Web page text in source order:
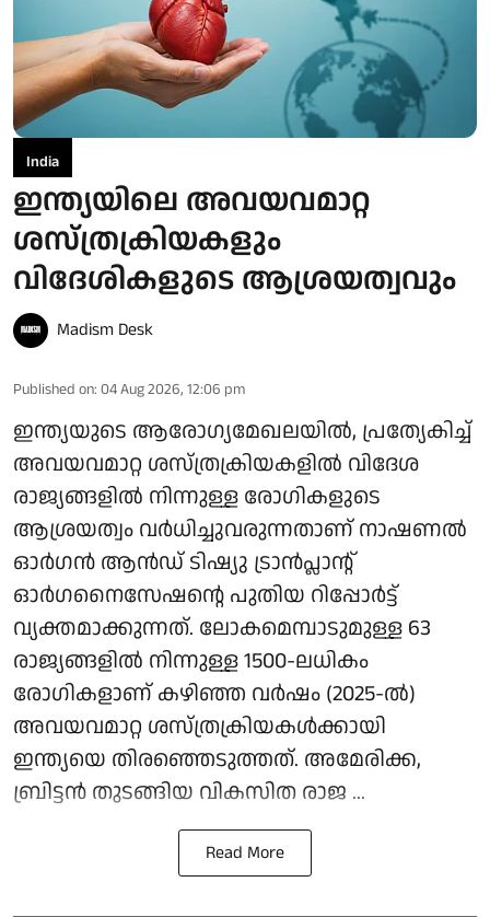
India
ഇന്ത്യയിലെ അവയവമാറ്റ
ശസ്ത്രക്രിയകളും
വിദേശികളുടെ ആശ്രയത്വവും
Madism Desk
Published on: 04 Aug 2026, 12:06 pm
ഇന്ത്യയുടെ ആരോഗ്യമേഖലയിൽ, പ്രത്യേകിച്ച്
അവയവമാറ്റ ശസ്ത്രക്രിയകളിൽ വിദേശ
രാജ്യങ്ങളിൽ നിന്നുള്ള രോഗികളുടെ
ആശ്രയത്വം വർധിച്ചുവരുന്നതാണ് നാഷണൽ
ഓർഗൻ ആൻഡ് ടിഷ്യു ട്രാൻപ്ലാന്റ്
ഓർഗനൈസേഷന്റെ പുതിയ റിപ്പോർട്ട്
വ്യക്തമാക്കുന്നത്. ലോകമെമ്പാടുമുള്ള 63
രാജ്യങ്ങളിൽ നിന്നുള്ള 1500-ലധികം
രോഗികളാണ് കഴിഞ്ഞ വർഷം (2025-ൽ)
അവയവമാറ്റ ശസ്ത്രക്രിയകൾക്കായി
ഇന്ത്യയെ തിരഞ്ഞെടുത്തത്. അമേരിക്ക,
ബ്രിട്ടൻ തുടങ്ങിയ വികസിത രാജ ...
Read More